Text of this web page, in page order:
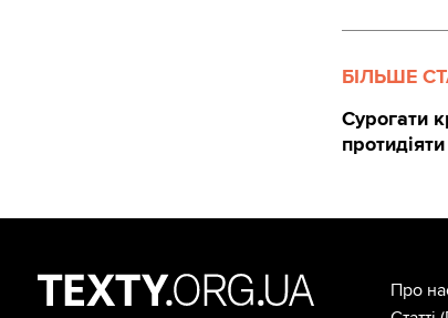
БІЛЬШЕ
Сурогати
протидіяти
Про